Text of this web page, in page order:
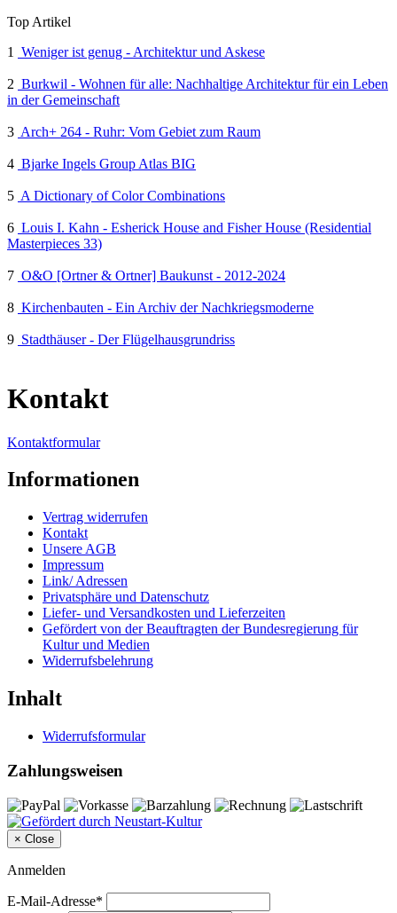
Top Artikel
1
Weniger ist genug - Architektur und Askese
2 Burkwil - Wohnen für alle: Nachhaltige Architektur für ein Leben
in der Gemeinschaft
3 Arch+ 264 - Ruhr: Vom Gebiet zum Raum
4 Bjarke Ingels Group Atlas BIG
5 A Dictionary of Color Combinations
6 Louis I. Kahn - Esherick House and Fisher House (Residential
Masterpieces 33)
7 O&O [Ortner & Ortner] Baukunst - 2012-2024
8 Kirchenbauten - Ein Archiv der Nachkriegsmoderne
9 Stadthäuser - Der Flügelhausgrundriss
Kontakt
Kontaktformular
Informationen
Vertrag widerrufen
Kontakt
Unsere AGB
Impressum
Link/ Adressen
Privatsphäre und Datenschutz
Liefer- und Versandkosten und Lieferzeiten
Gefördert von der Beauftragten der Bundesregierung für
Kultur und Medien
Widerrufsbelehrung
Inhalt
Widerrufsformular
Zahlungsweisen
× Close
Anmelden
E-Mail-Adresse*